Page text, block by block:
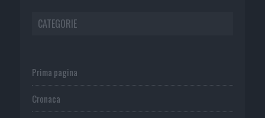
CATEGORIE
Prima pagina
Cronaca